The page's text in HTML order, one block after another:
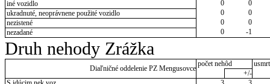
iné vozidlo
0
0
ukradnuté, neoprávnene použité vozidlo
0
0
nezistené
0
0
nezadané
0 -1
Druh nehody Zrážka
Diaľničné oddelenie PZ Mengusovce
počet nehôd
+/-